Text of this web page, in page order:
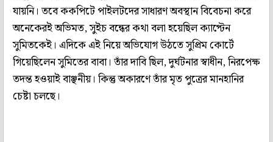
যায়নি। তবে ককপিটে পাইলটদের সাধারণ অবস্থান বিবেচনা করে
অনেকেরই অভিমত, সুইচ বন্ধের কথা বলা হয়েছিল ক্যাপ্টেন
সুমিতকেই। এদিকে এই নিয়ে অভিযোগ উঠতে সুপ্রিম কোর্টে
গিয়েছিলেন সুমিতের বাবা। তাঁর দাবি ছিল, দুর্ঘটনার স্বাধীন, নিরপেক্ষ
তদন্ত হওয়াই বাঞ্ছনীয়। কিন্তু অকারণে তাঁর মৃত পুত্রের মানহানির
চেষ্টা চলছে।